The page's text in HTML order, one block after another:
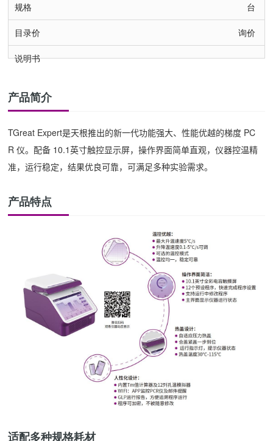
台
询价
产品简介
TGreat Expert是天根推出的新一代功能强大、性能优越的梯度 PC
R仪。配备 10.1英寸触控显示屏，操作界面简单直观，仪器控温精
准，运行稳定，结果优良可靠，可满足多种实验需求。
产品特点
适配多种规格耗材